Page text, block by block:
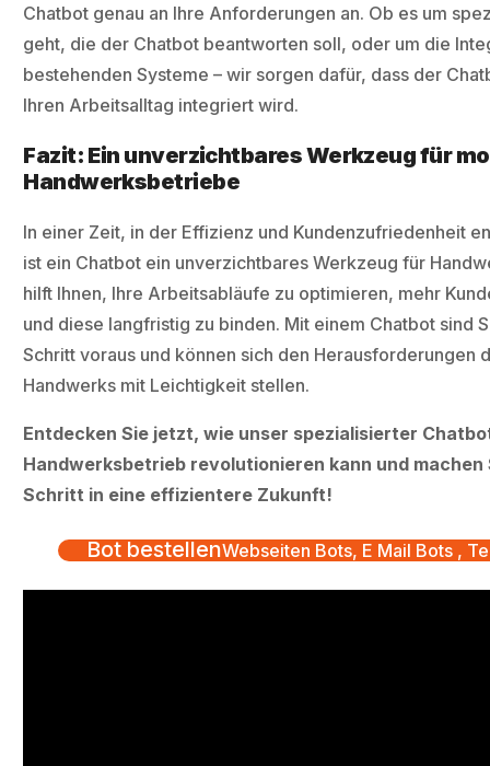
Chatbot genau an Ihre Anforderungen an. Ob es um
geht, die der Chatbot beantworten soll, oder um die
bestehenden Systeme – wir sorgen dafür, dass der
Ihren Arbeitsalltag integriert wird.
Fazit: Ein unverzichtbares Werkzeug für
Handwerksbetriebe
In einer Zeit, in der Effizienz und Kundenzufriedenheit
ist ein Chatbot ein unverzichtbares Werkzeug für
hilft Ihnen, Ihre Arbeitsabläufe zu optimieren, mehr
und diese langfristig zu binden. Mit einem Chatbot sind
Schritt voraus und können sich den Herausforderungen
Handwerks mit Leichtigkeit stellen.
Entdecken Sie jetzt, wie unser spezialisierter
Handwerksbetrieb revolutionieren kann und machen
Schritt in eine effizientere Zukunft!
Bot bestellenWebseiten Bots, E Mail Bots ,